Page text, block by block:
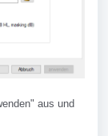
aus und